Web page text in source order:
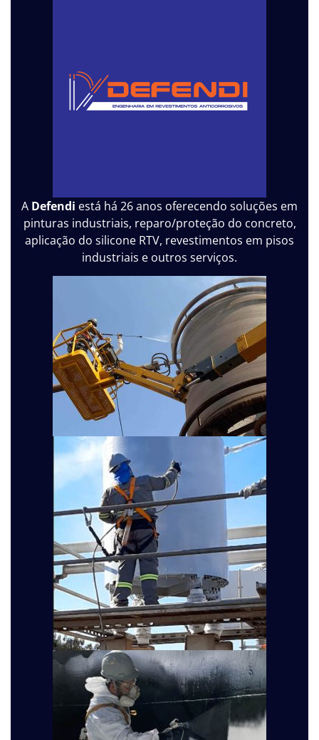
A Defendi está há 26 anos oferecendo soluções em
pinturas industriais, reparo/proteção do concreto,
aplicação do silicone RTV, revestimentos em pisos
industriais e outros serviços.